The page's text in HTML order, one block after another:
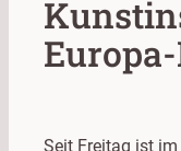
Seit Freitag ist